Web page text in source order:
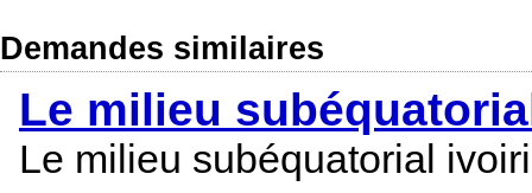
Demandes similaires
Le milieu
Le milieu subéquatorial